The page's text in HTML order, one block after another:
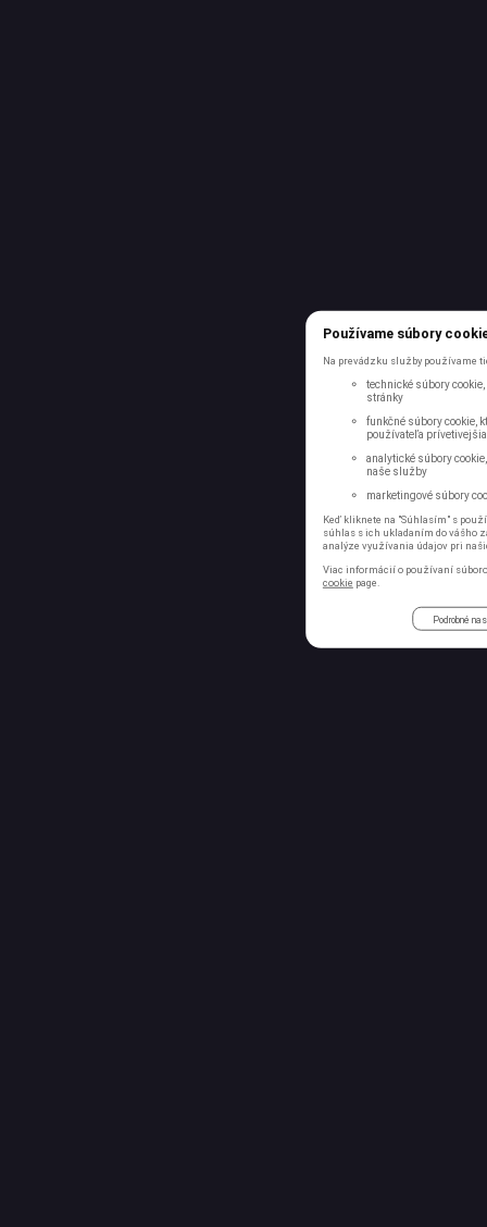
Používame súbory
Na prevádzku služby používame
technické súbory
stránky
funkčné súbory cookie,
používateľa prívetivejšia
analytické súbory
naše služby
marketingové súbory
Keď kliknete na "Súhlasím" s
súhlas s ich ukladaním do vášho
analýze využívania údajov pri
Viac informácií o používaní
cookie page.
Podrobné